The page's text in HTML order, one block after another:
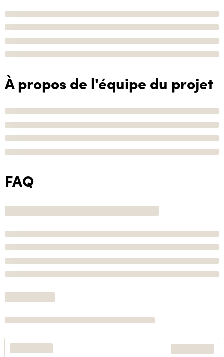
À propos de l'équipe du projet
FAQ